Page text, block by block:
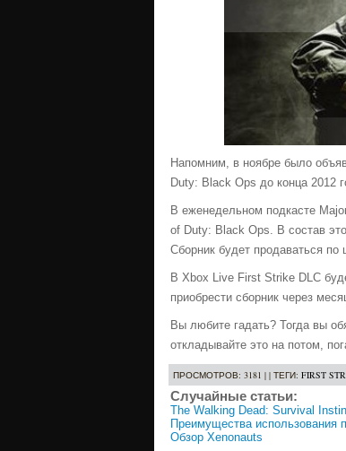
Напомним, в ноябре было
Duty: Black Ops до конца 2012
В еженедельном подкасте
of Duty: Black Ops. В состав
Сборник будет продаваться по
В Xbox Live First Strike DLC
приобрести сборник через
Вы любите гадать? Тогда вы
откладывайте это на потом,
ПРОСМОТРОВ: 3181 | | ТЕГИ: FIRST
Случайные статьи:
The Walking Dead: Survival
Преимущества использования
Обзор Xenonauts